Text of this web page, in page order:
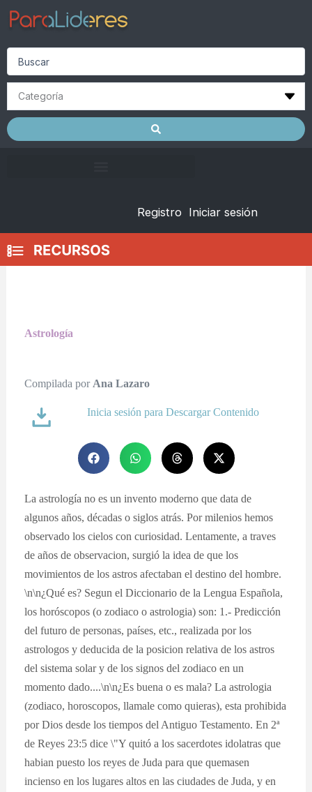
Skip
to
content
Registro Iniciar sesión
Astrología
Compilada por Ana Lazaro
Inicia sesión para Descargar Contenido
La astrología no es un invento moderno que data de
algunos años, décadas o siglos atrás. Por milenios hemos
observado los cielos con curiosidad. Lentamente, a traves
de años de observacion, surgió la idea de que los
movimientos de los astros afectaban el destino del hombre.
\n\n¿Qué es? Segun el Diccionario de la Lengua Española,
los horóscopos (o zodiaco o astrologia) son: 1.- Predicción
del futuro de personas, países, etc., realizada por los
astrologos y deducida de la posicion relativa de los astros
del sistema solar y de los signos del zodiaco en un
momento dado....\n\n¿Es buena o es mala? La astrologia
(zodiaco, horoscopos, llamale como quieras), esta prohibida
por Dios desde los tiempos del Antiguo Testamento. En 2ª
de Reyes 23:5 dice \"Y quitó a los sacerdotes idolatras que
habian puesto los reyes de Juda para que quemasen
incienso en los lugares altos en las ciudades de Juda, y en